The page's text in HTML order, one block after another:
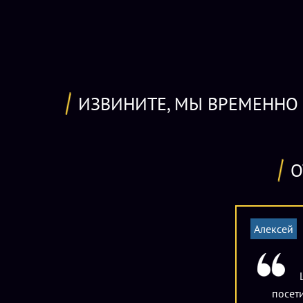
ИЗВИНИТЕ, МЫ ВРЕМЕННО
Алексей